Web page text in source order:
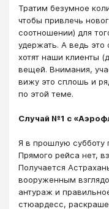
Тратим безумное
чтобы привлечь
соотношении) для
удержать. А ведь
хотят наши клиенты
вещей. Внимания,
вижу это сплошь и
по этой теме.
Случай №1 с
Я в прошлую субботу
Прямого рейса нет,
Получается
вооруженным
антураж и
стюардесс,